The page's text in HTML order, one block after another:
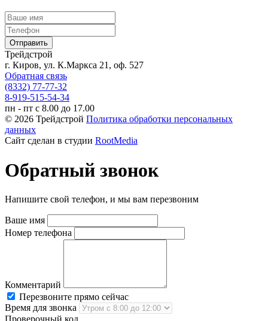
Трейдстрой
г. Киров, ул. К.Маркса 21, оф. 527
Обратная связь
(8332) 77-77-32
8-919-515-54-34
пн - пт с 8.00 до 17.00
© 2026 Трейдстрой Политика обработки персональных
данных
Сайт сделан в студии RootMedia
Обратный звонок
Напишите свой телефон, и мы вам перезвоним
Ваше имя
Номер телефона
Комментарий
Перезвоните прямо сейчас
Время для звонка